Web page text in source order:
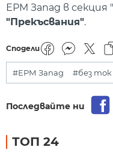
ЕРМ Запад в секция
"Прекъсвания".
Сподели
#ЕРМ Запад #без ток
Последвайте ни
ТОП 24